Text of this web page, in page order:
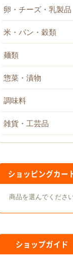
卵・チーズ・乳製品
米・パン・穀類
麺類
惣菜・漬物
調味料
雑貨・工芸品
ショッピングカー
商品を選んでくださ
ショップガイド